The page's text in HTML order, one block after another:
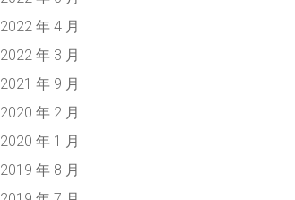
2022 年 4 月
2022 年 3 月
2021 年 9 月
2020 年 2 月
2020 年 1 月
2019 年 8 月